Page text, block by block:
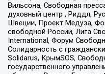
Вильсона, Свободная
духовный центр , Риддл,
Швеции, Проект Медуза,
свободной России, Лига
International, Форум
Солидарность с
Solidarus, КрымSOS,
государственного